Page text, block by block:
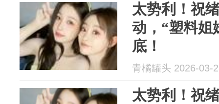
太势利！祝
动，“塑料姐
底！
青橘罐头 2026-03-
太势利！祝